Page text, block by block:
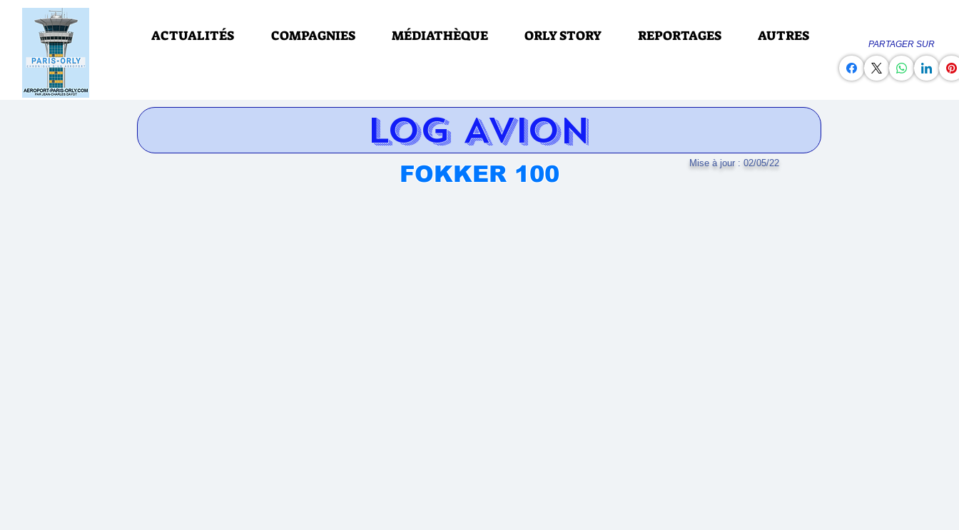
ACTUALITÉS COMPAGNIES MÉDIATHÈQUE ORLY STORY REPORTAGES AUTRES PARTAGER SUR
LOG AVION
FOKKER 100 Mise à jour : 02/05/22